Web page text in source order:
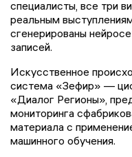
специалисты, все три
реальным
сгенерированы
записей.
Искусственное
система «Зефир» —
«Диалог Регионы»,
мониторинга
материала с
машинного обучения.